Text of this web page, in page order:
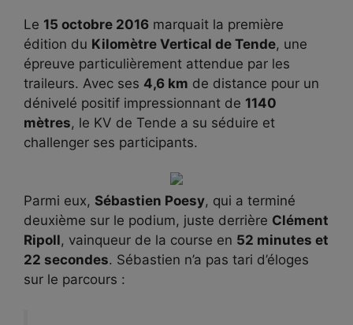
Le 15 octobre 2016 marquait la première
édition du Kilomètre Vertical de Tende, une
épreuve particulièrement attendue par les
traileurs. Avec ses 4,6 km de distance pour un
dénivelé positif impressionnant de 1140
mètres, le KV de Tende a su séduire et
challenger ses participants.
Parmi eux, Sébastien Poesy, qui a terminé
deuxième sur le podium, juste derrière Clément
Ripoll, vainqueur de la course en 52 minutes et
22 secondes. Sébastien n’a pas tari d’éloges
sur le parcours :